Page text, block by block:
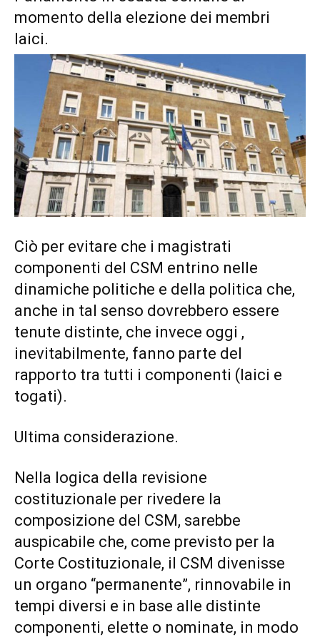
momento della elezione dei membri
laici.
Ciò per evitare che i magistrati
componenti del CSM entrino nelle
dinamiche politiche e della politica che,
anche in tal senso dovrebbero essere
tenute distinte, che invece oggi ,
inevitabilmente, fanno parte del
rapporto tra tutti i componenti (laici e
togati).
Ultima considerazione.
Nella logica della revisione
costituzionale per rivedere la
composizione del CSM, sarebbe
auspicabile che, come previsto per la
Corte Costituzionale, il CSM divenisse
un organo “permanente”, rinnovabile in
tempi diversi e in base alle distinte
componenti, elette o nominate, in modo